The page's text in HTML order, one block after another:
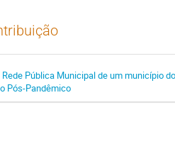
Pública Municipal de um município
Pós-Pandêmico